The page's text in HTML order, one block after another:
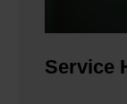
Service